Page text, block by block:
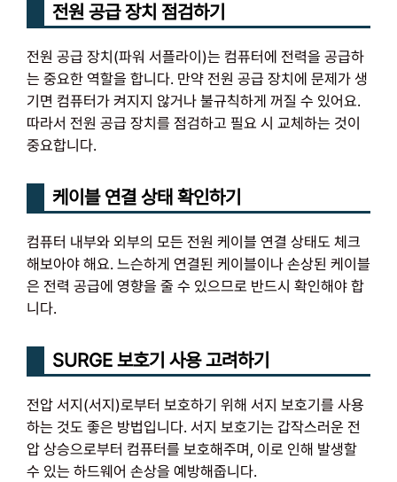
전원 공급 장치 점검하기
전원 공급 장치(파워 서플라이)는 컴퓨터에 전력을 공급하
는 중요한 역할을 합니다. 만약 전원 공급 장치에 문제가 생
기면 컴퓨터가 켜지지 않거나 불규칙하게 꺼질 수 있어요.
따라서 전원 공급 장치를 점검하고 필요 시 교체하는 것이
중요합니다.
케이블 연결 상태 확인하기
컴퓨터 내부와 외부의 모든 전원 케이블 연결 상태도 체크
해보아야 해요. 느슨하게 연결된 케이블이나 손상된 케이블
은 전력 공급에 영향을 줄 수 있으므로 반드시 확인해야 합
니다.
SURGE 보호기 사용 고려하기
전압 서지(서지)로부터 보호하기 위해 서지 보호기를 사용
하는 것도 좋은 방법입니다. 서지 보호기는 갑작스러운 전
압 상승으로부터 컴퓨터를 보호해주며, 이로 인해 발생할
수 있는 하드웨어 손상을 예방해줍니다.